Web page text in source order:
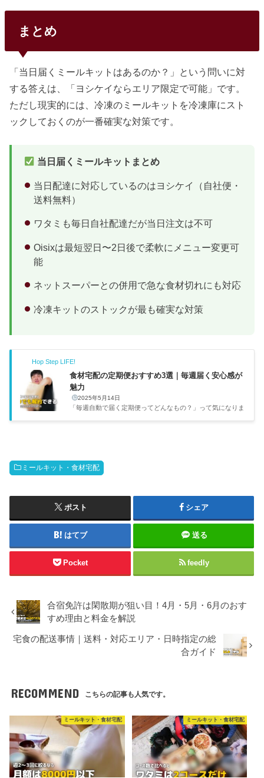
まとめ
「当日届くミールキットはあるのか？」という問いに対
する答えは、「ヨシケイならエリア限定で可能」です。
ただし現実的には、冷凍のミールキットを冷凍庫にスト
ックしておくのが一番確実な対策です。
当日届くミールキットまとめ
当日配達に対応しているのはヨシケイ（自社便・
送料無料）
ワタミも毎日自社配達だが当日注文は不可
Oisixは最短翌日〜2日後で柔軟にメニュー変更可
能
ネットスーパーとの併用で急な食材切れにも対応
冷凍キットのストックが最も確実な対策
Hop Step LIFE!
食材宅配の定期便おすすめ3選｜毎週届く安心感が
魅力
2025年5月14日
「毎週自動で届く定期便ってどんなもの？」って気になりま
屋の1Kで一人暮らしをしている僕の目線で選んでいるの
で、単身者の方にも参考になるはずです。定期便って途中で
便は、毎週（または...
ミールキット・食材宅配
ポスト シェア
はてブ 送る
Pocket feedly
合宿免許は閑散期が狙い目！4月・5月・6月のおす
すめ理由と料金を解説
宅食の配送事情｜送料・対応エリア・日時指定の総
合ガイド
RECOMMEND こちらの記事も人気です。
ミールキット・食材宅配 ミールキット・食材宅配